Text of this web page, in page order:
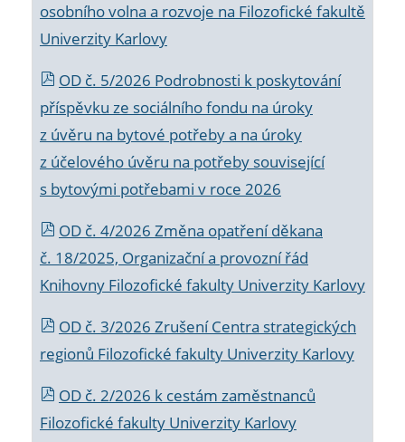
osobního volna a rozvoje na Filozofické fakultě
Univerzity Karlovy
OD č. 5/2026 Podrobnosti k poskytování
příspěvku ze sociálního fondu na úroky
z úvěru na bytové potřeby a na úroky
z účelového úvěru na potřeby související
s bytovými potřebami v roce 2026
OD č. 4/2026 Změna opatření děkana
č. 18/2025, Organizační a provozní řád
Knihovny Filozofické fakulty Univerzity Karlovy
OD č. 3/2026 Zrušení Centra strategických
regionů Filozofické fakulty Univerzity Karlovy
OD č. 2/2026 k cestám zaměstnanců
Filozofické fakulty Univerzity Karlovy